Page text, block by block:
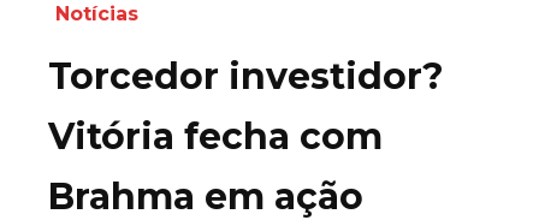
Notícias
Torcedor investidor?
Vitória fecha com
Brahma em ação